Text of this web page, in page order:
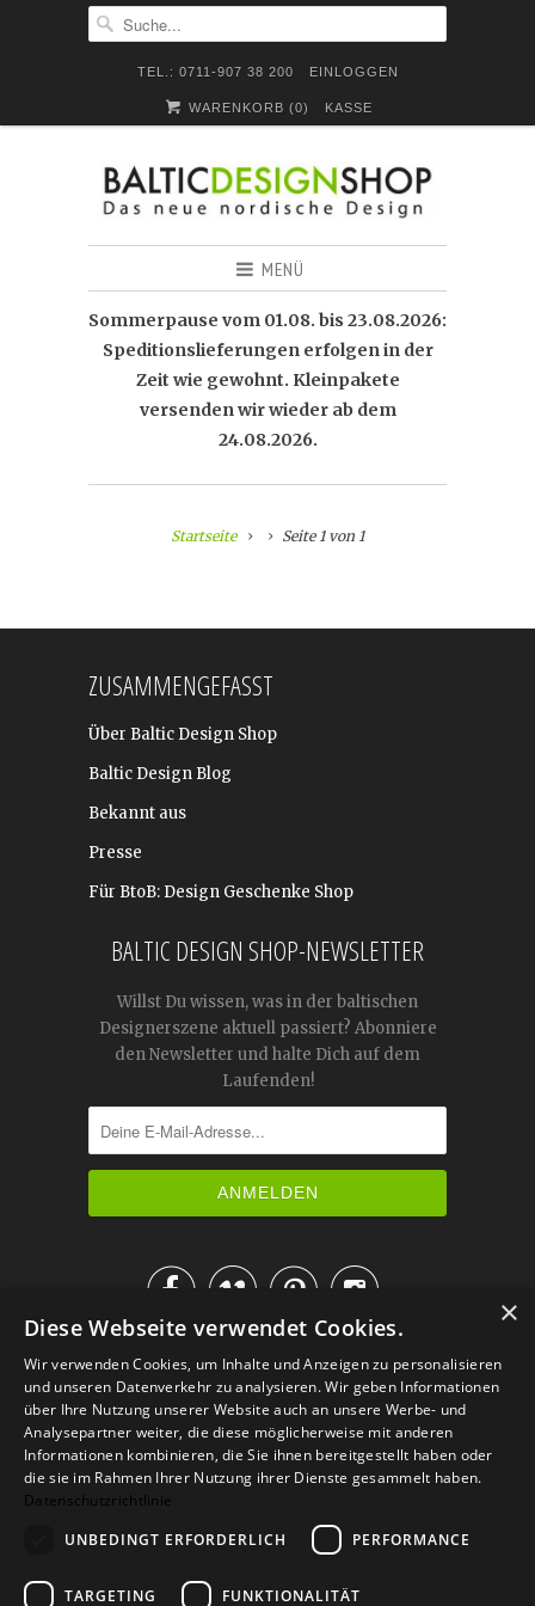
TEL.: 0711-907 38 200 EINLOGGEN
WARENKORB (0) KASSE
MENÜ
Sommerpause vom 01.08. bis 23.08.2026:
Speditionslieferungen erfolgen in der
Zeit wie gewohnt. Kleinpakete
versenden wir wieder ab dem
24.08.2026.
Startseite Seite 1 von 1
ZUSAMMENGEFASST
Über Baltic Design Shop
Baltic Design Blog
Bekannt aus
Presse
Für BtoB: Design Geschenke Shop
BALTIC DESIGN SHOP-NEWSLETTER
Willst Du wissen, was in der baltischen
Designerszene aktuell passiert? Abonniere
den Newsletter und halte Dich auf dem
Laufenden!

IM KATALOG BLÄTTERN
Versand Zahlarten Retoure
×
Diese Webseite verwendet Cookies.
Wir verwenden Cookies, um Inhalte und Anzeigen zu personalisieren
und unseren Datenverkehr zu analysieren. Wir geben Informationen
über Ihre Nutzung unserer Website auch an unsere Werbe- und
Analysepartner weiter, die diese möglicherweise mit anderen
Informationen kombinieren, die Sie ihnen bereitgestellt haben oder
die sie im Rahmen Ihrer Nutzung ihrer Dienste gesammelt haben.
Datenschutzrichtlinie
UNBEDINGT ERFORDERLICH
PERFORMANCE
TARGETING FUNKTIONALITÄT